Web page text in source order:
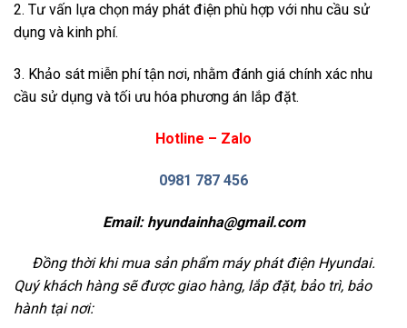
2. Tư vấn lựa chọn máy phát điện phù hợp với nhu cầu sử
dụng và kinh phí.
3. Khảo sát miễn phí tận nơi, nhằm đánh giá chính xác nhu
cầu sử dụng và tối ưu hóa phương án lắp đặt.
Hotline – Zalo
0981 787 456
Email: hyundainha@gmail.com
Đồng thời khi mua sản phẩm máy phát điện Hyundai.
Quý khách hàng sẽ được giao hàng, lắp đặt, bảo trì, bảo
hành tại nơi: